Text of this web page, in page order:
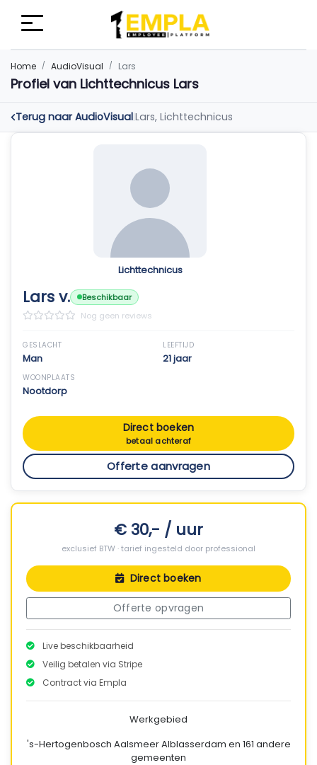
Home AudioVisual Lars
Profiel van Lichttechnicus Lars
Terug naar AudioVisual|Lars, Lichttechnicus
Lichttechnicus
Lars v.
Beschikbaar
Nog geen reviews
GESLACHT
Man
LEEFTIJD
21 jaar
WOONPLAATS
Nootdorp
Direct boeken
betaal achteraf
Offerte aanvragen
€ 30,- / uur
exclusief BTW · tarief ingesteld door professional
Direct boeken
Offerte opvragen
Live beschikbaarheid
Veilig betalen via Stripe
Contract via Empla
Werkgebied
's-Hertogenbosch AalsmeerAlblasserdam en 161 andere
gemeenten